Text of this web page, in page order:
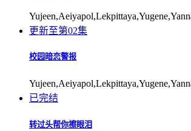
更新至第02集
校园暗恋警报
已完结
转过头帮你擦眼泪